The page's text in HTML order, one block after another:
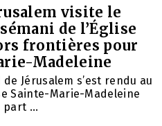
visite le
de l’Église
frontières pour
Madeleine
Jérusalem s’est rendu au
Sainte-Marie-Madeleine
part ...